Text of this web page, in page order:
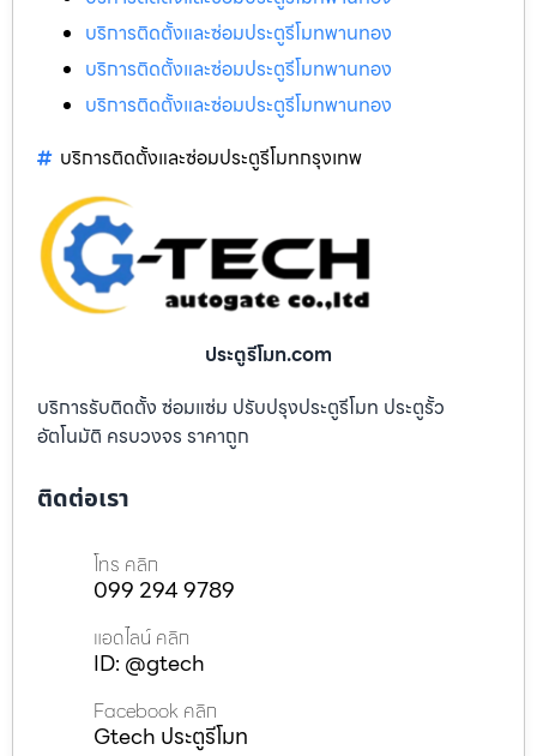
บริการติดตั้งและซ่อมประตูรีโมทพานทอง
บริการติดตั้งและซ่อมประตูรีโมทพานทอง
บริการติดตั้งและซ่อมประตูรีโมทพานทอง
บริการติดตั้งและซ่อมประตูรีโมทกรุงเทพ
ประตูรีโมท.com
บริการรับติดตั้ง ซ่อมแซ่ม ปรับปรุงประตูรีโมท ประตูรั้ว
อัตโนมัติ ครบวงจร ราคาถูก
ติดต่อเรา
โทร คลิก
099 294 9789
แอดไลน์ คลิก
ID: @gtech
Facebook คลิก
Gtech ประตูรีโมท